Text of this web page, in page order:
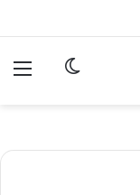
الوضع